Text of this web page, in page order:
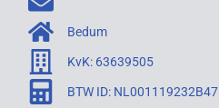
Bedum
KvK: 63639505
BTW ID: NL001119232B47